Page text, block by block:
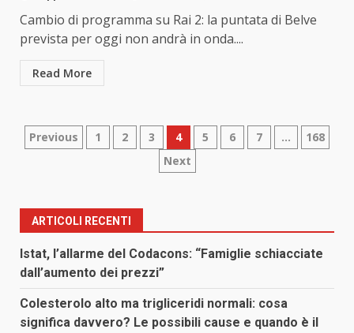
Cambio di programma su Rai 2: la puntata di Belve
prevista per oggi non andrà in onda....
Read More
Paginazione
articoli
Previous 1 2 3 4 5 6 7 …
168
Next
ARTICOLI RECENTI
Istat, l’allarme del Codacons: “Famiglie schiacciate
dall’aumento dei prezzi”
Colesterolo alto ma trigliceridi normali: cosa
significa davvero? Le possibili cause e quando è il